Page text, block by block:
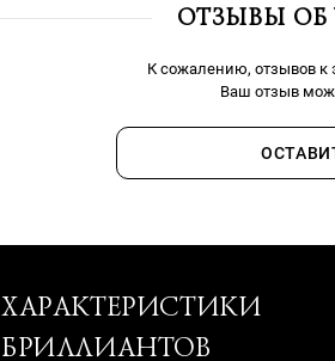
ОТЗЫВЫ
К сожалению, отзывов к
Ваш отзыв
ХАРАКТЕРИСТИКИ
БРИЛЛИАНТОВ